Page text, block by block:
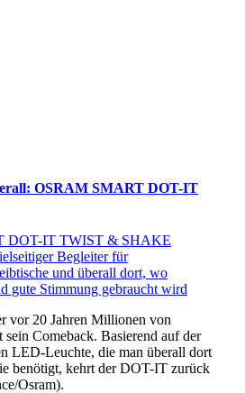
OSRAM SMART DOT-IT
vor 20 Jahren Millionen von
sein Comeback. Basierend auf der
LED-Leuchte, die man überall dort
benötigt, kehrt der DOT-IT zurück
Osram).